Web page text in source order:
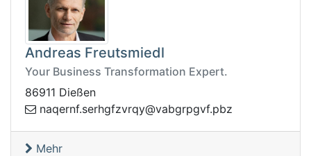
Andreas Freutsmiedl
Your Business Transformation Expert.
86911 Dießen
zbp.fvgprgbav@yq
rvzfghres.fnreqan
Mehr